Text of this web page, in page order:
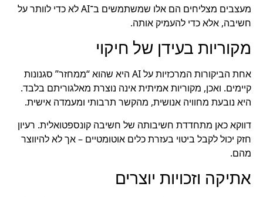
מעצבים מצליחים הם אלו שמשתמשים ב־AI לא כדי לוותר על
חשיבה, אלא כדי להעמיק אותה.
מקוריות בעידן של חיקוי
אחת הביקורות המרכזיות על AI היא שהוא “ממחזר” סגנונות
קיימים. ואכן, מקוריות אמיתית אינה נוצרת מאלגוריתם בלבד.
היא נובעת מחוויה אנושית, מהקשר תרבותי ומעמדה אישית.
דווקא כאן מתחדדת חשיבותה של חשיבה קונספטואלית. רעיון
חזק יכול לקבל ביטוי בעזרת כלים אוטומטיים – אך לא להיווצר
מהם.
אתיקה וזכויות יוצרים